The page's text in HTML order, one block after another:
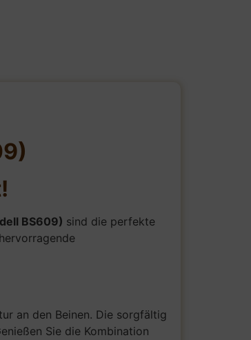
BS609) sind die perfekte
an den Beinen. Die sorgfältig
Sie die Kombination